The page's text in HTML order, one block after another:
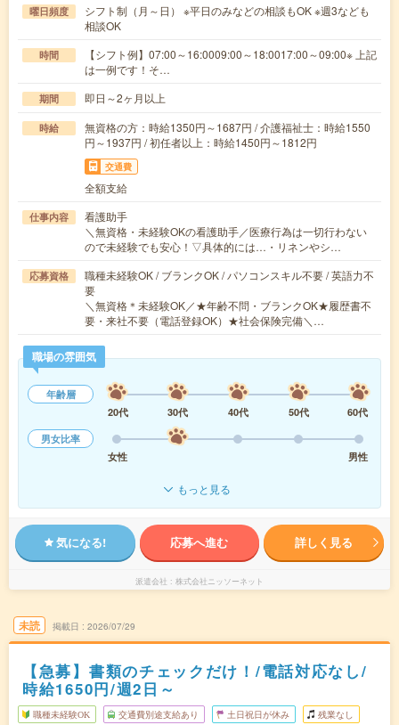
曜日頻度
シフト制（月～日） ※平日のみなどの相談もOK ※週3なども
相談OK
時間
【シフト例】07:00～16:0009:00～18:0017:00～09:00※ 上記
は一例です！そ…
期間 即日～2ヶ月以上
時給
無資格の方：時給1350円～1687円 / 介護福祉士：時給1550
円～1937円 / 初任者以上：時給1450円～1812円
交通費
全額支給
仕事内容
看護助手
＼無資格・未経験OKの看護助手／医療行為は一切行わない
ので未経験でも安心！▽具体的には…・リネンやシ…
応募資格
職種未経験OK / ブランクOK / パソコンスキル不要 / 英語力不
要
＼無資格＊未経験OK／★年齢不問・ブランクOK★履歴書不
要・来社不要（電話登録OK）★社会保険完備＼…
職場の雰囲気
年齢層
20代
30代 40代 50代
60代
男女比率
女性
男性
もっと見る
気になる! 応募へ進む 詳しく見る
派遣会社 株式会社ニッソーネット
未読 掲載日 2026/07/29
【急募】書類のチェックだけ！/電話対応なし/
時給1650円/週2日～
職種未経験OK 交通費別途支給あり 土日祝日が休み 残業なし